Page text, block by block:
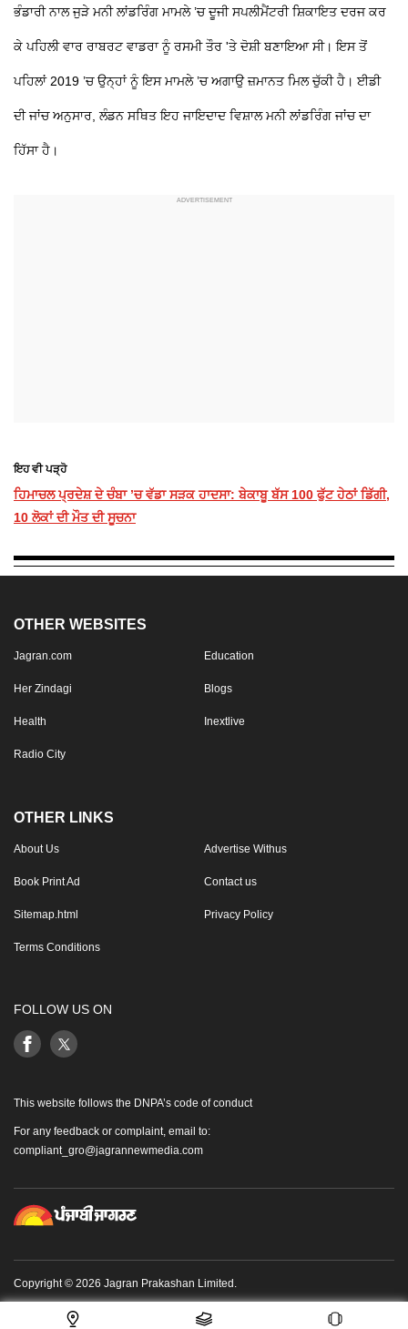
ਭੰਡਾਰੀ ਨਾਲ ਜੁੜੇ ਮਨੀ ਲਾਂਡਰਿੰਗ ਮਾਮਲੇ ’ਚ ਦੂਜੀ ਸਪਲੀਮੈਂਟਰੀ ਸ਼ਿਕਾਇਤ ਦਰਜ ਕਰ
ਕੇ ਪਹਿਲੀ ਵਾਰ ਰਾਬਰਟ ਵਾਡਰਾ ਨੂੰ ਰਸਮੀ ਤੌਰ 'ਤੇ ਦੋਸ਼ੀ ਬਣਾਇਆ ਸੀ। ਇਸ ਤੋਂ
ਪਹਿਲਾਂ 2019 ’ਚ ਉਨ੍ਹਾਂ ਨੂੰ ਇਸ ਮਾਮਲੇ ’ਚ ਅਗਾਉ ਜ਼ਮਾਨਤ ਮਿਲ ਚੁੱਕੀ ਹੈ। ਈਡੀ
ਦੀ ਜਾਂਚ ਅਨੁਸਾਰ, ਲੰਡਨ ਸਥਿਤ ਇਹ ਜਾਇਦਾਦ ਵਿਸ਼ਾਲ ਮਨੀ ਲਾਂਡਰਿੰਗ ਜਾਂਚ ਦਾ
ਹਿੱਸਾ ਹੈ।
ਇਹ ਵੀ ਪੜ੍ਹੋ
ਹਿਮਾਚਲ ਪ੍ਰਦੇਸ਼ ਦੇ ਚੰਬਾ ’ਚ ਵੱਡਾ ਸੜਕ ਹਾਦਸਾ: ਬੇਕਾਬੂ ਬੱਸ 100 ਫੁੱਟ ਹੇਠਾਂ ਡਿੱਗੀ,
10 ਲੋਕਾਂ ਦੀ ਮੌਤ ਦੀ ਸੂਚਨਾ
OTHER WEBSITES
Jagran.com Education
Her Zindagi Blogs
Health Inextlive
Radio City
OTHER LINKS
About Us Advertise Withus
Book Print Ad Contact us
Sitemap.html Privacy Policy
Terms Conditions
FOLLOW US ON
This website follows the DNPA’s code of conduct
For any feedback or complaint, email to:
compliant_gro@jagrannewmedia.com
Copyright © 2026 Jagran Prakashan Limited.